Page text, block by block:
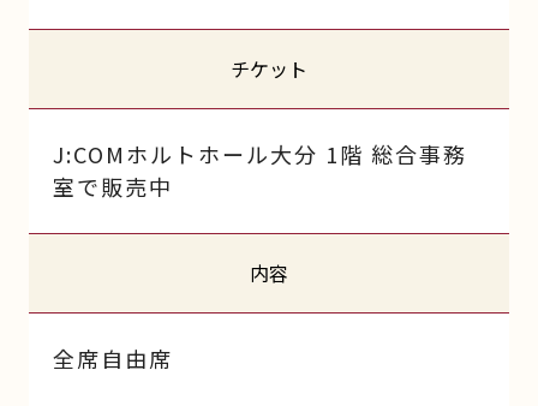
チケット
J:COMホルトホール大分 1階 総合事務
室で販売中
内容
全席自由席